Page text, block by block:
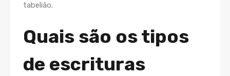
tabelião.
Quais são os tipos
de escrituras